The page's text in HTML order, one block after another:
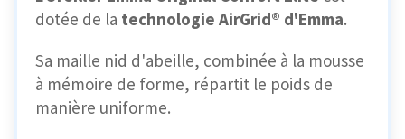
dotée de la technologie AirGrid® d'Emma.
Sa maille nid d'abeille, combinée à la mousse
à mémoire de forme, répartit le poids de
manière uniforme.